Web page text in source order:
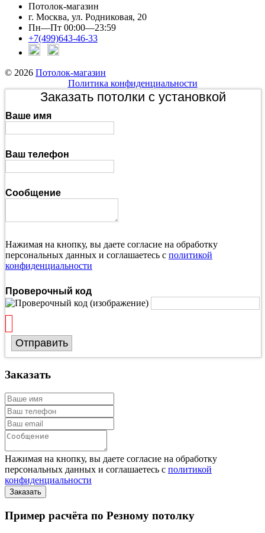
Потолок-магазин
г. Москва, ул. Родниковая, 20
Пн—Пт 00:00—23:59
+7(499)643-46-33
© 2026 Потолок-магазин
Политика конфиденциальности
Заказать потолки с установкой
Ваше имя
Ваш телефон
Сообщение
Нажимая на кнопку, вы даете согласие на обработку
персональных данных и соглашаетесь с политикой
конфиденциальности
Проверочный код
Отправить
Заказать
Нажимая на кнопку, вы даете согласие на обработку
персональных данных и соглашаетесь с политикой
конфиденциальности
Пример расчёта по Резному потолку